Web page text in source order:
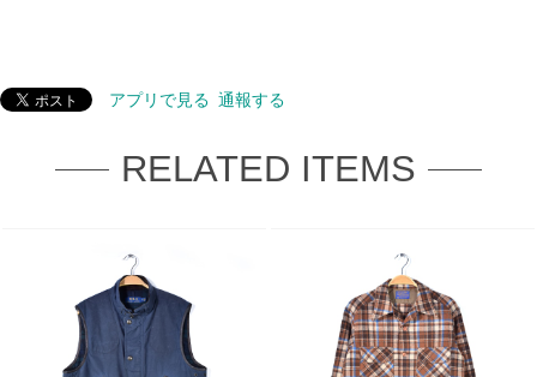
アプリで見る 通報する
RELATED ITEMS